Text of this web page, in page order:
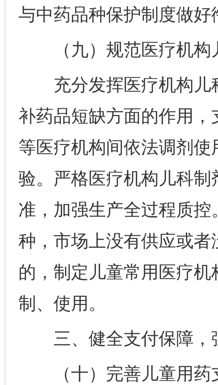
与中药品种保护制度做好
（九）规范医疗机构
充分发挥医疗机构儿
补药品短缺方面的作用
等医疗机构间依法调剂
验。严格医疗机构儿科
准，加强生产全过程质
种，市场上没有供应或
的，制定儿童常用医疗
制、使用。
三、健全支付保障，
（十）完善儿童用药